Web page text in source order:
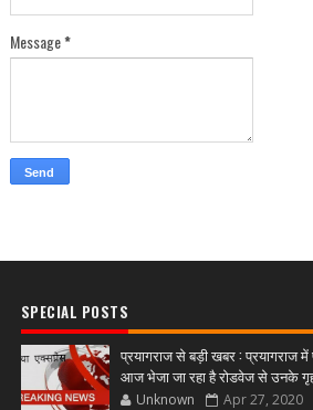
Message*
SPECIAL POSTS
प्रयागराज से बड़ी खबर : प्रयागराज
आज भेजा जा रहा है रोडवेज से उनके
Unknown Apr 27, 2020